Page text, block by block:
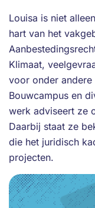
Louisa is niet
hart van het
Klimaat,
voor onder
Bouwcampus en
werk adviseert ze
Daarbij staat ze
die het juridisch
projecten.